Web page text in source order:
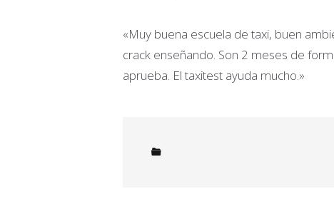
«Muy buena escuela de taxi, buen
crack enseñando. Son 2 meses de
aprueba. El taxitest ayuda mucho.»